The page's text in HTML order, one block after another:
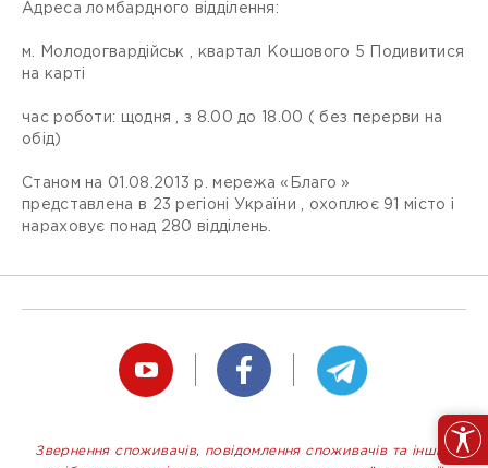
Адреса ломбардного відділення:
м. Молодогвардійськ , квартал Кошового 5 Подивитися
на карті
час роботи: щодня , з 8.00 до 18.00 ( без перерви на
обід)
Станом на 01.08.2013 р. мережа «Благо »
представлена ​​в 23 регіоні України , охоплює 91 місто і
нараховує понад 280 відділень.
Звернення споживачів, повідомлення споживачів та інших